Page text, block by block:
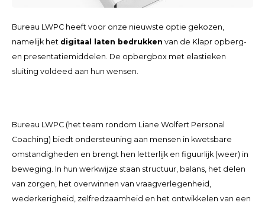
Bureau LWPC heeft voor onze nieuwste optie gekozen,
namelijk het digitaal laten bedrukken van de Klapr opberg-
en presentatiemiddelen. De opbergbox met elastieken
sluiting voldeed aan hun wensen.
Bureau LWPC (het team rondom Liane Wolfert Personal
Coaching) biedt ondersteuning aan mensen in kwetsbare
omstandigheden en brengt hen letterlijk en figuurlijk (weer) in
beweging. In hun werkwijze staan structuur, balans, het delen
van zorgen, het overwinnen van vraagverlegenheid,
wederkerigheid, zelfredzaamheid en het ontwikkelen van een